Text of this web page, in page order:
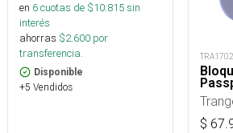
en 6cuotas de $10.815sin
interés
ahorras $2.600 por
transferencia.
Disponible
+5 Vendidos
$